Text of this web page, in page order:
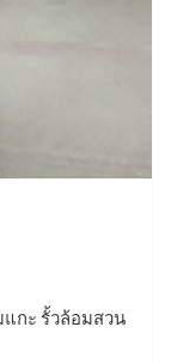
กะ รั้วล้อมสวน